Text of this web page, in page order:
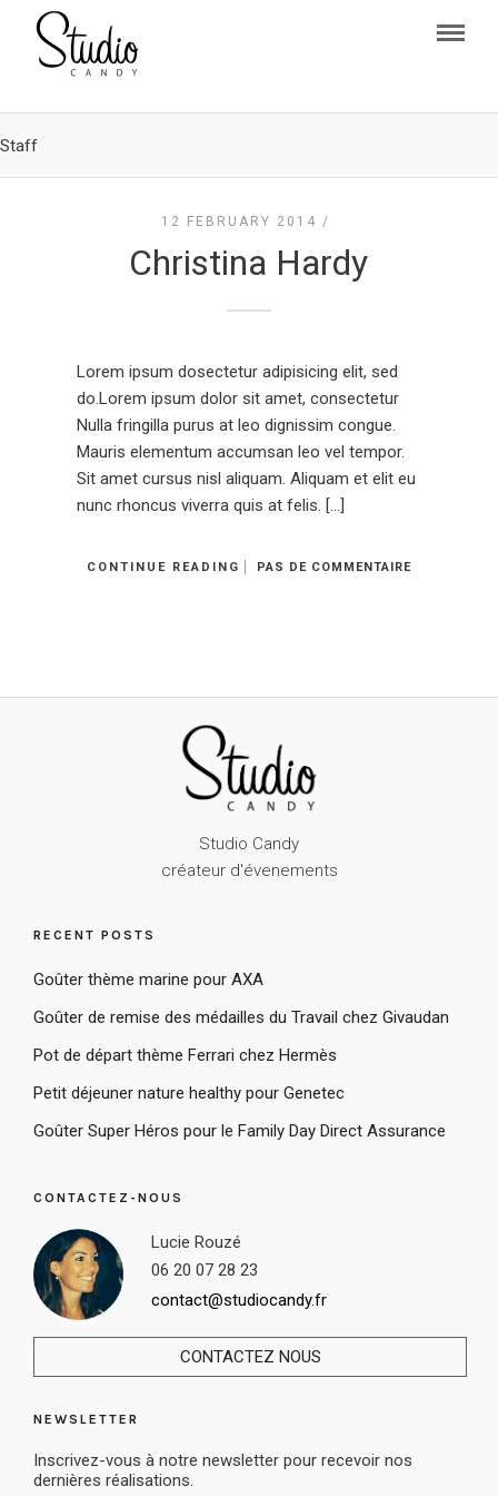
Staff
12 FEBRUARY 2014 /
Christina Hardy
Lorem ipsum dosectetur adipisicing elit, sed
do.Lorem ipsum dolor sit amet, consectetur
Nulla fringilla purus at leo dignissim congue.
Mauris elementum accumsan leo vel tempor.
Sit amet cursus nisl aliquam. Aliquam et elit eu
nunc rhoncus viverra quis at felis. […]
CONTINUE READING PAS DE COMMENTAIRE
Studio Candy
créateur d'évenements
RECENT POSTS
Goûter thème marine pour AXA
Goûter de remise des médailles du Travail chez Givaudan
Pot de départ thème Ferrari chez Hermès
Petit déjeuner nature healthy pour Genetec
Goûter Super Héros pour le Family Day Direct Assurance
CONTACTEZ-NOUS
Lucie Rouzé
06 20 07 28 23
contact@studiocandy.fr
CONTACTEZ NOUS
NEWSLETTER
Inscrivez-vous à notre newsletter pour recevoir nos
dernières réalisations.